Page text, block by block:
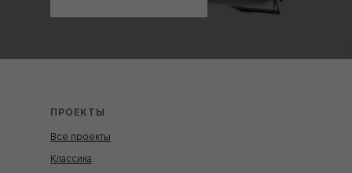
ПРОЕКТЫ
Все проекты
Классика